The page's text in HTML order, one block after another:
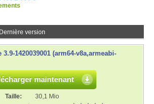
Dernière version
1420039001 (arm64-v8a,armeabi-
maintenant
Taille:
30,1 Mio